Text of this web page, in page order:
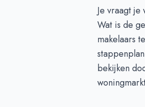
Je vraagt je
Wat is de
makelaars
bekijken